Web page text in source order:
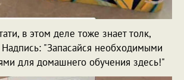
в этом деле тоже знает толк,
Надпись: "Запасайся необходимыми
для домашнего обучения здесь!"